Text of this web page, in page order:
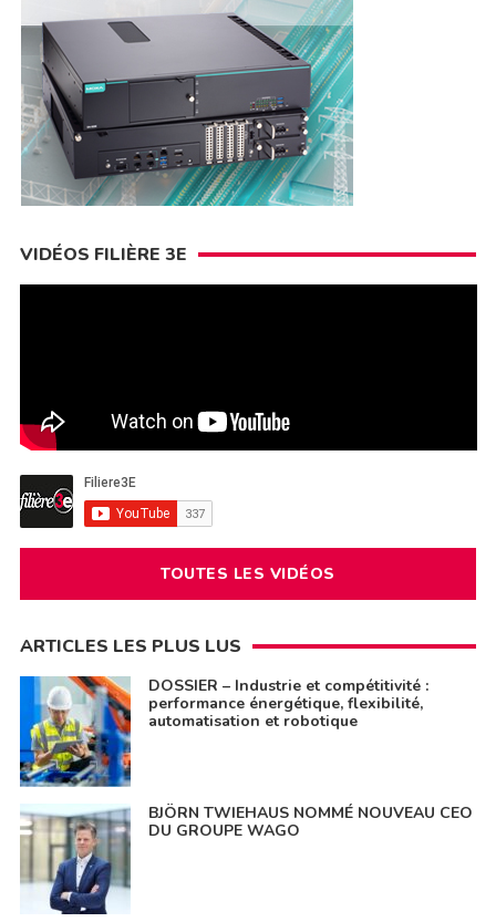
VIDÉOS FILIÈRE 3E
TOUTES LES VIDÉOS
ARTICLES LES PLUS LUS
DOSSIER – Industrie et compétitivité :
performance énergétique, flexibilité,
automatisation et robotique
BJÖRN TWIEHAUS NOMMÉ NOUVEAU CEO
DU GROUPE WAGO